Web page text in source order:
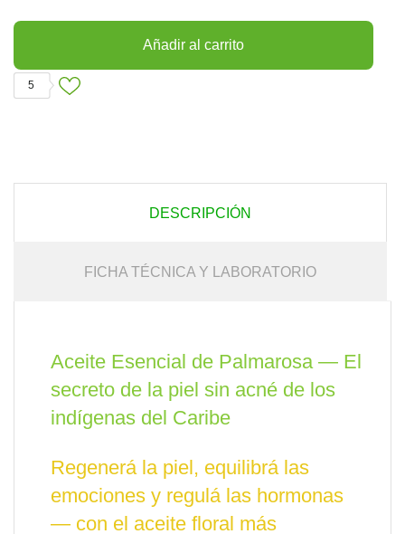
Añadir al carrito
5
DESCRIPCIÓN
FICHA TÉCNICA Y LABORATORIO
Aceite Esencial de Palmarosa — El
secreto de la piel sin acné de los
indígenas del Caribe
Regenerá la piel, equilibrá las
emociones y regulá las hormonas
— con el aceite floral más